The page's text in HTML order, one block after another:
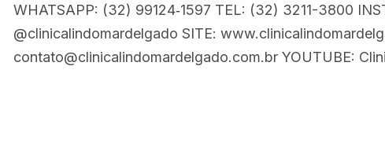
WHATSAPP: (32) 99124‑1597 TEL: (32) 3211-3800
@clinicalindomardelgado SITE:
contato@clinicalindomardelgado.com.br YOUTUBE: